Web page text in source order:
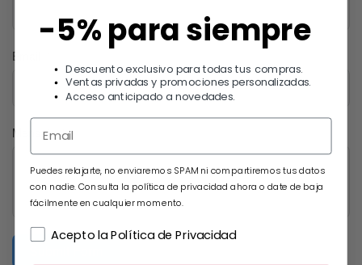
Email
Mensaje
-5% para siempre
Descuento exclusivo para todas tus compras.
Ventas privadas y promociones personalizadas.
Acceso anticipado a novedades.
Puedes relajarte, no enviaremos SPAM ni compartiremos tus datos
con nadie. Consulta la política de privacidad ahora o date de baja
fácilmente en cualquier momento.
Acepto la Política de Privacidad